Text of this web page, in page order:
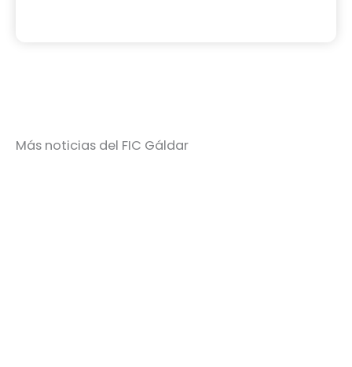
Más noticias del FIC Gáldar